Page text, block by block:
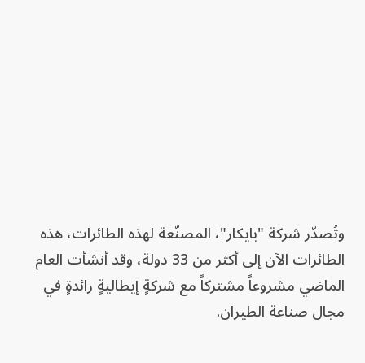
وتُصدّر شركة "بايكار"، المصنّعة لهذه الطائرات، هذه
الطائرات الآن إلى أكثر من 33 دولة، وقد أنشأت العام
الماضي مشروعاً مشتركاً مع شركةٍ إيطاليةٍ رائدةٍ في
مجال صناعة الطيران.